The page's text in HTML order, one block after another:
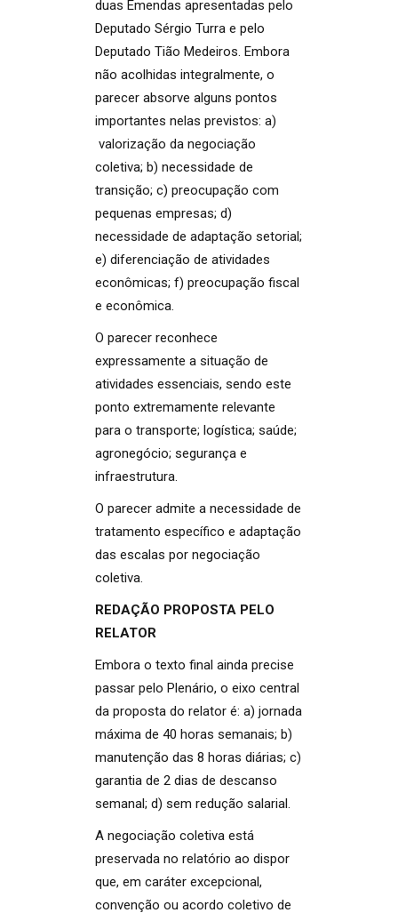
duas Emendas apresentadas pelo
Deputado Sérgio Turra e pelo
Deputado Tião Medeiros. Embora
não acolhidas integralmente, o
parecer absorve alguns pontos
importantes nelas previstos: a)
valorização da negociação
coletiva; b) necessidade de
transição; c) preocupação com
pequenas empresas; d)
necessidade de adaptação setorial;
e) diferenciação de atividades
econômicas; f) preocupação fiscal
e econômica.
O parecer reconhece
expressamente a situação de
atividades essenciais, sendo este
ponto extremamente relevante
para o transporte; logística; saúde;
agronegócio; segurança e
infraestrutura.
O parecer admite a necessidade de
tratamento específico e adaptação
das escalas por negociação
coletiva.
REDAÇÃO PROPOSTA PELO
RELATOR
Embora o texto final ainda precise
passar pelo Plenário, o eixo central
da proposta do relator é: a) jornada
máxima de 40 horas semanais; b)
manutenção das 8 horas diárias; c)
garantia de 2 dias de descanso
semanal; d) sem redução salarial.
A negociação coletiva está
preservada no relatório ao dispor
que, em caráter excepcional,
convenção ou acordo coletivo de